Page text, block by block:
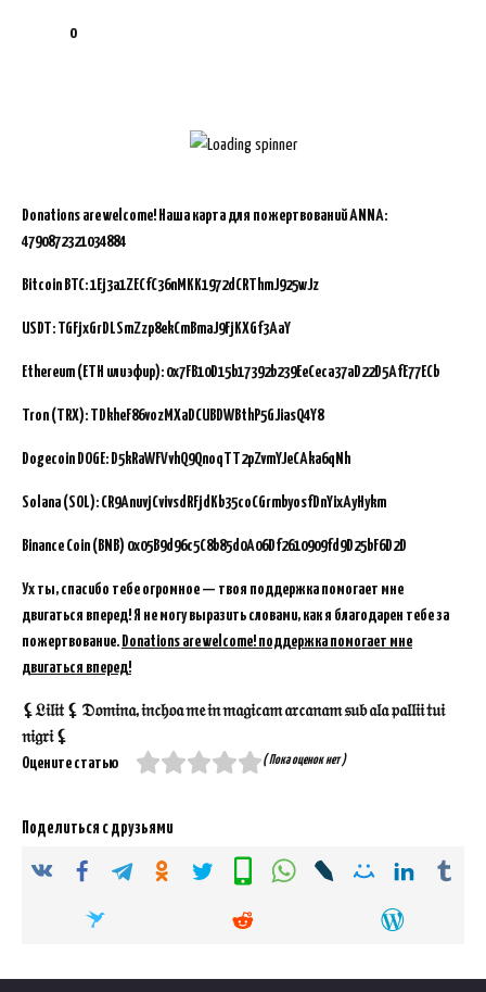
0
Donations are welcome! Наша карта для пожертвований ANNA:
4790872321034884
Bitcoin BTC:1Ej3a1ZECfC36nMKK1972dCRThmJ925wJz
USDT: TGFjxGrDLSmZzp8ekCmBmaJ9FjKXGf3AaY
Ethereum (ETH или эфир): 0x7FB10D15b17392b239EeCeca37aD22D5AfE77ECb
Tron (TRX): TDkheF86vozMXaDCUBDWBthP5GJiasQ4Y8
Dogecoin DOGE: D5kRaWFVvhQ9QnoqTT2pZvmYJeCAka6qNh
Solana (SOL): CR9AnuvjCvivsdRFjdKb35coCGrmbyosfDnYixAyHykm
Binance Coin (BNB) 0x05B9d96c5C8b85d0A06Df2610909fd9D25bF6D2D
Ух ты, спасибо тебе огромное — твоя поддержка помогает мне
двигаться вперед! Я не могу выразить словами, как я благодарен тебе за
пожертвование. Donations are welcome! поддержка помогает мне
двигаться вперед!
⚸𝔏𝔦𝔩𝔦𝔱 ⚸ 𝔇𝔬𝔪𝔦𝔫𝔞, 𝔦𝔫𝔠𝔥𝔬𝔞 𝔪𝔢 𝔦𝔫 𝔪𝔞𝔤𝔦𝔠𝔞𝔪 𝔞𝔯𝔠𝔞𝔫𝔞𝔪 𝔰𝔲𝔟 𝔞𝔩𝔞 𝔭𝔞𝔩𝔩𝔦𝔦 𝔱𝔲𝔦
𝔫𝔦𝔤𝔯𝔦 ⚸
Оцените статью
( Пока оценок нет )
Поделиться с друзьями